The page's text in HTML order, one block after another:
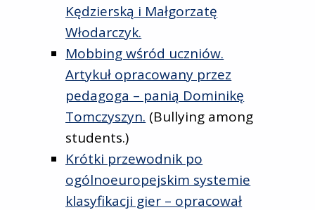
Kędzierską i Małgorzatę
Włodarczyk.
Mobbing wśród uczniów.
Artykuł opracowany przez
pedagoga – panią Dominikę
Tomczyszyn. (Bullying among
students.)
Krótki przewodnik po
ogólnoeuropejskim systemie
klasyfikacji gier – opracował